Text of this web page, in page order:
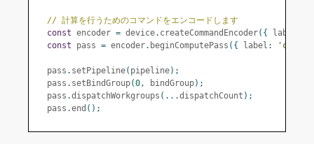
// 計算を行うためのコマンドをエンコードします
const encoder = device. createCommandEncoder({ label
const pass = encoder. beginComputePass ({ label :
  pass
. setPipeline( pipeline);
  pass
. setBindGroup(0 , bindGroup);
  pass
.dispatchWorkgroups (...dispatchCount );
  pass
.end ();